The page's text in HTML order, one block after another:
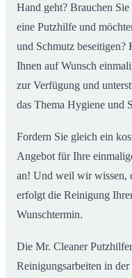
Hand geht? Brauchen
eine Putzhilfe und
und Schmutz
Ihnen auf Wunsch
zur Verfügung und
das Thema Hygiene und
Fordern Sie gleich ein
Angebot für Ihre
an! Und weil wir wissen,
erfolgt die Reinigung
Wunschtermin.
Die Mr. Cleaner
Reinigungsarbeiten in